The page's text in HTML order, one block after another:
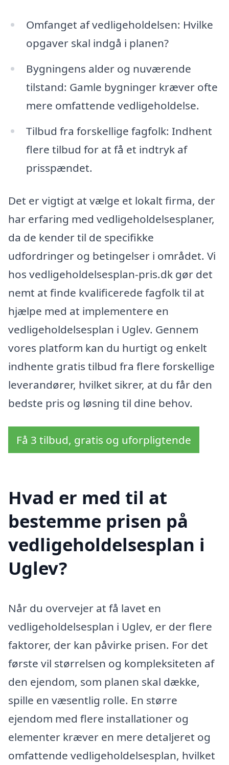
Omfanget af vedligeholdelsen: Hvilke
opgaver skal indgå i planen?
Bygningens alder og nuværende
tilstand: Gamle bygninger kræver ofte
mere omfattende vedligeholdelse.
Tilbud fra forskellige fagfolk: Indhent
flere tilbud for at få et indtryk af
prisspændet.
Det er vigtigt at vælge et lokalt firma, der
har erfaring med vedligeholdelsesplaner,
da de kender til de specifikke
udfordringer og betingelser i området. Vi
hos vedligeholdelsesplan-pris.dk gør det
nemt at finde kvalificerede fagfolk til at
hjælpe med at implementere en
vedligeholdelsesplan i Uglev. Gennem
vores platform kan du hurtigt og enkelt
indhente gratis tilbud fra flere forskellige
leverandører, hvilket sikrer, at du får den
bedste pris og løsning til dine behov.
Få 3 tilbud, gratis og uforpligtende
Hvad er med til at
bestemme prisen på
vedligeholdelsesplan i
Uglev?
Når du overvejer at få lavet en
vedligeholdelsesplan i Uglev, er der flere
faktorer, der kan påvirke prisen. For det
første vil størrelsen og kompleksiteten af
den ejendom, som planen skal dække,
spille en væsentlig rolle. En større
ejendom med flere installationer og
elementer kræver en mere detaljeret og
omfattende vedligeholdelsesplan, hvilket